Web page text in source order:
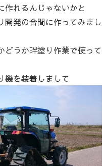
作れるんじゃないかと
開発の合間に作ってみまし
どうか畔塗り作業で使って
機を装着しまして